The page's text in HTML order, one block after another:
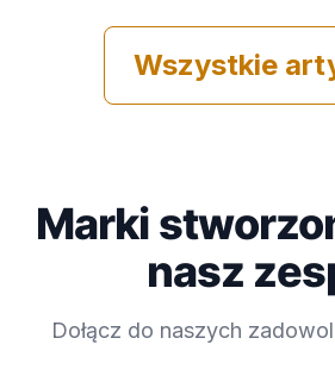
Wszystkie
Marki
nasz
Dołącz do naszych